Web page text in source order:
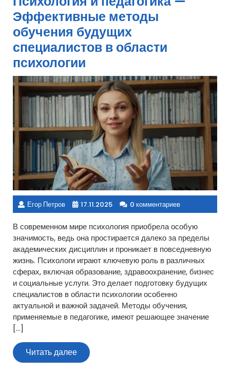
Эффективные методы
обучения будущих
специалистов в области
психологии
Егор Петров 17.11.2025 0 комментариев
В современном мире психология приобрела особую
значимость, ведь она простирается далеко за пределы
академических дисциплин и проникает в повседневную
жизнь. Психологи играют ключевую роль в различных
сферах, включая образование, здравоохранение, бизнес
и социальные услуги. Это делает подготовку будущих
специалистов в области психологии особенно
актуальной и важной задачей. Методы обучения,
применяемые в педагогике, имеют решающее значение
[…]
Читать далееЧитать
далее